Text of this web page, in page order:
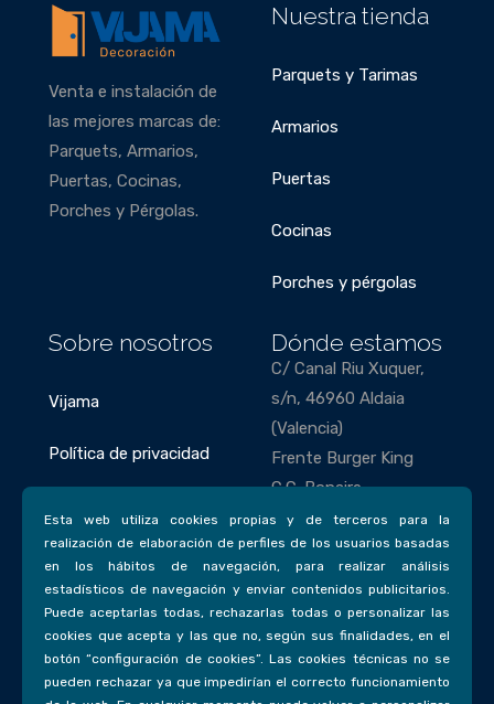
Venta e instalación de
las mejores marcas de:
Parquets, Armarios,
Puertas, Cocinas,
Porches y Pérgolas.
Nuestra tienda
Parquets y Tarimas
Armarios
Puertas
Cocinas
Porches y pérgolas
Sobre nosotros
Vijama
Política de privacidad
Dónde estamos
C/ Canal Riu Xuquer,
s/n, 46960 Aldaia
(Valencia)
Frente Burger King
C.C. Bonaire
Teléfonos
963 85 63 43
Email
vijama@vijamadecorac
Esta web utiliza cookies propias y de terceros para la
realización de elaboración de perfiles de los usuarios basadas
en los hábitos de navegación, para realizar análisis
estadísticos de navegación y enviar contenidos publicitarios.
Puede aceptarlas todas, rechazarlas todas o personalizar las
cookies que acepta y las que no, según sus finalidades, en el
botón “configuración de cookies”. Las cookies técnicas no se
pueden rechazar ya que impedirían el correcto funcionamiento